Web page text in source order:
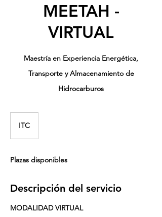
MEETAH -
VIRTUAL
Maestría en Experiencia Energética,
Transporte y Almacenamiento de
Hidrocarburos
ITC
Plazas disponibles
Descripción del servicio
MODALIDAD VIRTUAL